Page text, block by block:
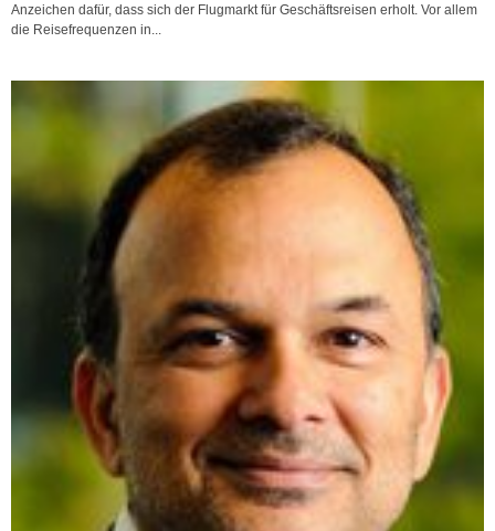
Anzeichen dafür, dass sich der Flugmarkt für Geschäftsreisen erholt. Vor allem
die Reisefrequenzen in...